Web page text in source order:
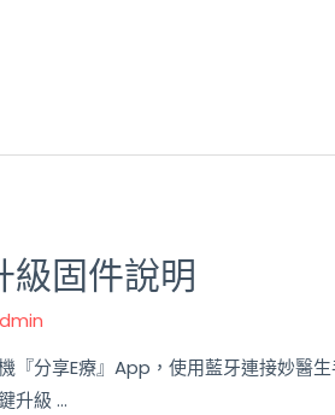
級固件說明
『分享E療』App，使用藍牙連接妙醫
升級 …